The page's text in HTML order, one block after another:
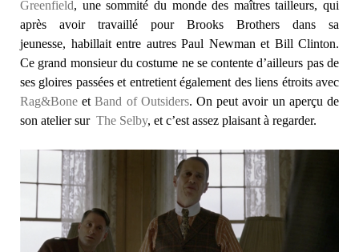
Greenfield, une sommité du monde des maîtres tailleurs, qui
après avoir travaillé pour Brooks Brothers dans sa
jeunesse, habillait entre autres Paul Newman et Bill Clinton.
Ce grand monsieur du costume ne se contente d’ailleurs pas de
ses gloires passées et entretient également des liens étroits avec
Rag&Bone etBand of Outsiders. On peut avoir un aperçu de
son atelier sur The Selby, et c’est assez plaisant à regarder.